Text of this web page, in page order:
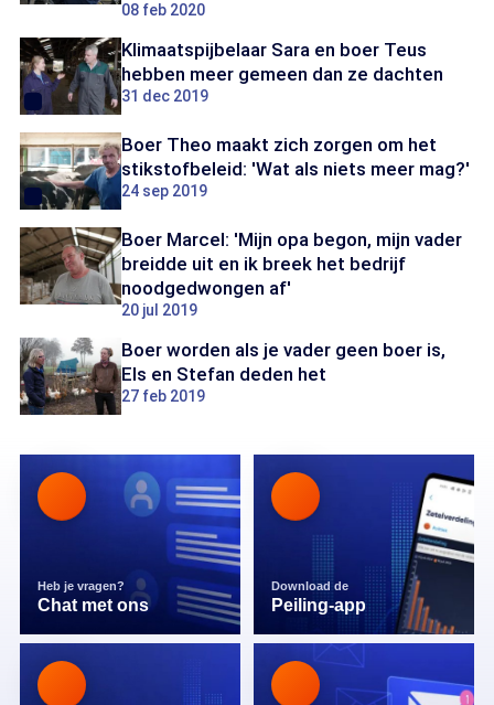
08 feb 2020
Klimaatspijbelaar Sara en boer Teus
hebben meer gemeen dan ze dachten
31 dec 2019
Boer Theo maakt zich zorgen om het
stikstofbeleid: 'Wat als niets meer mag?'
24 sep 2019
Boer Marcel: 'Mijn opa begon, mijn vader
breidde uit en ik breek het bedrijf
noodgedwongen af'
20 jul 2019
Boer worden als je vader geen boer is,
Els en Stefan deden het
27 feb 2019
Heb je vragen?
Chat met ons
Download de
Peiling-app